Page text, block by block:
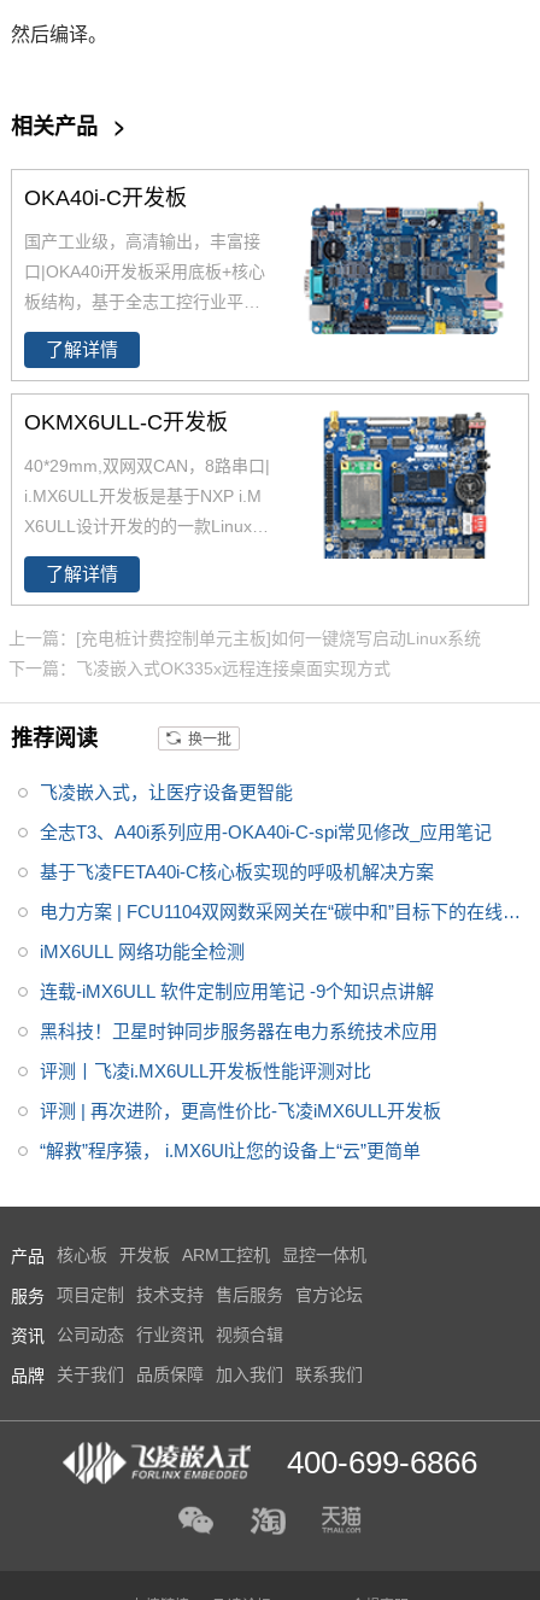
然后编译。
相关产品 >
OKA40i-C开发板
国产工业级，高清输出，丰富接
口|OKA40i开发板采用底板+核心
板结构，基于全志工控行业平台
级处理器四核Cortex-A7 A40i设
计，主频1.2GHz，集成MAli400
MP2 GPU，内存1GB/2GB DDR
3L，存储8GB eMMC。全志A40
-C开发板是飞凌推出的一款中国
芯，全国产级工业级开发板，适
用于适用于基于视觉交互的工业
控制产品
了解详情
OKMX6ULL-C开发板
40*29mm,双网双CAN，8路串口|
i.MX6ULL开发板是基于NXP i.M
X6ULL设计开发的的一款Linux开
发板 ，主频800MHz，体积小，
其核心板仅40*29mm，采用板对
了解详情
上一篇：[充电桩计费控制单元主板]如何一键烧写启动Linux系统
下一篇：飞凌嵌入式OK335x远程连接桌面实现方式
推荐阅读 换一批
飞凌嵌入式，让医疗设备更智能
全志T3、A40i系列应用-OKA40i-C-spi常见修改_应用笔记
基于飞凌FETA40i-C核心板实现的呼吸机解决方案
电力方案 | FCU1104双网数采网关在“碳中和”目标下的在线能
耗监测方案
iMX6ULL 网络功能全检测
连载-iMX6ULL 软件定制应用笔记 -9个知识点讲解
黑科技！卫星时钟同步服务器在电力系统技术应用
评测丨飞凌i.MX6ULL开发板性能评测对比
评测 | 再次进阶，更高性价比-飞凌iMX6ULL开发板
“解救”程序猿， i.MX6Ul让您的设备上“云”更简单
产品 核心板 开发板 ARM工控机 显控一体机
服务 项目定制 技术支持 售后服务 官方论坛
资讯 公司动态 行业资讯 视频合辑
品牌 关于我们 品质保障 加入我们 联系我们
400-699-6866